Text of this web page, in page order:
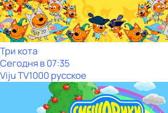
Три кота
Сегодня в 07:35
Viju TV1000 русское